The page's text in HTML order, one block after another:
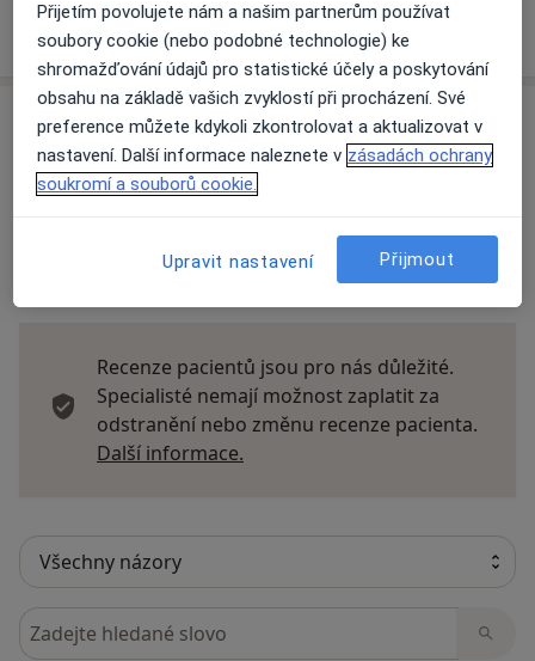
Víceo adrese
Názory
Přidejte svůj názor
Recenze pacientů jsou pro nás důležité.
Specialisté nemají možnost zaplatit za
odstranění nebo změnu recenze pacienta.
Další informace.
Hledejte v názorech
Přijetím povolujete nám a našim partnerům používat
soubory cookie (nebo podobné technologie) ke
shromažďování údajů pro statistické účely a poskytování
obsahu na základě vašich zvyklostí při procházení. Své
preference můžete kdykoli zkontrolovat a aktualizovat v
nastavení. Další informace naleznete v zásadách ochrany
soukromí a souborů cookie.
Upravit nastavení Přijmout